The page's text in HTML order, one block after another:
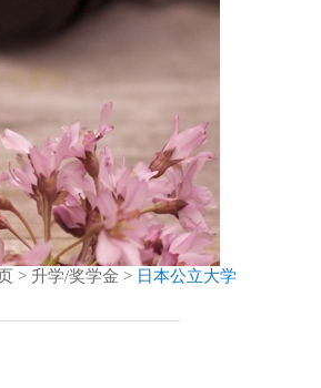
> 升学/奖学金 > 日本公立大学